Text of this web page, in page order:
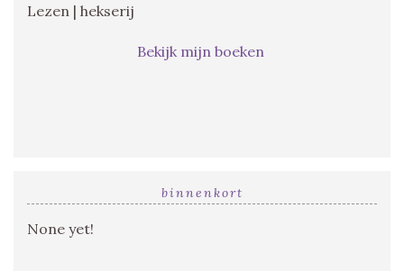
Lezen | hekserij
Bekijk mijn boeken
binnenkort
None yet!